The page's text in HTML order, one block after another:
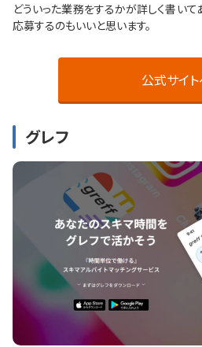
どういった業務をするかが詳しく書い
応募するのもいいと思います。
公式サイ
グレフ